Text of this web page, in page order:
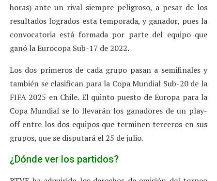
horas) ante un rival siempre peligroso, a pesar de los
resultados logrados esta temporada, y ganador, pues la
convocatoria está formada por parte del equipo que
ganó la Eurocopa Sub-17 de 2022.
Los dos primeros de cada grupo pasan a semifinales y
también se clasifican para la Copa Mundial Sub-20 de la
FIFA 2025 en Chile. El quinto puesto de Europa para la
Copa Mundial se lo llevarán los ganadores de un play-
off entre los dos equipos que terminen terceros en sus
grupos, que se disputará el 25 de julio.
¿Dónde ver los partidos?